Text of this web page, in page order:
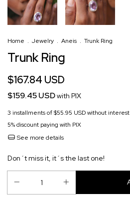
Home . Jewelry . Aneis . Trunk Ring
Trunk Ring
$167.84 USD
$159.45 USDwith PIX
3 installments of$55.95 USDwithout interest
5% discount paying with PIX
See more details
Don´t miss it, it´s the last one!